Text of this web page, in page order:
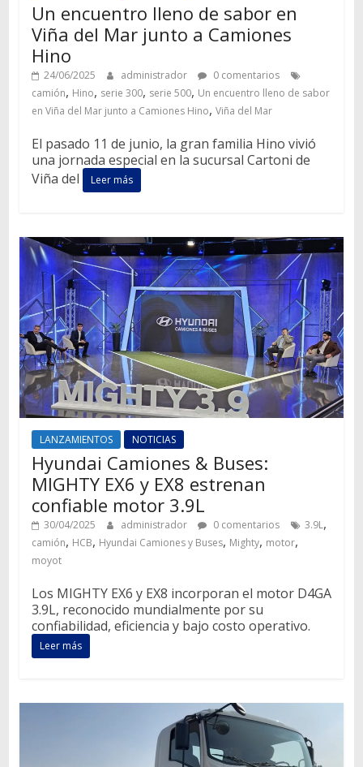
Un encuentro lleno de sabor en
Viña del Mar junto a Camiones
Hino
24/06/2025 administrador
0 comentarios
camión, Hino, serie 300, serie 500, Un encuentro lleno de sabor
en Viña del Mar junto a Camiones Hino, Viña del Mar
El pasado 11 de junio, la gran familia Hino vivió
una jornada especial en la sucursal Cartoni de
Viña del
Leer más
LANZAMIENTOS NOTICIAS
Hyundai Camiones & Buses:
MIGHTY EX6 y EX8 estrenan
confiable motor 3.9L
30/04/2025 administrador 0 comentarios 3.9L,
camión, HCB, Hyundai Camiones y Buses, Mighty, motor,
moyot
Los MIGHTY EX6 y EX8 incorporan el motor D4GA
3.9L, reconocido mundialmente por su
confiabilidad, eficiencia y bajo costo operativo.
Leer más